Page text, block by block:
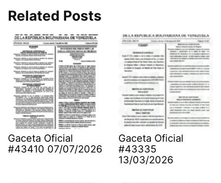
Related Posts
Gaceta Oficial
#43410 07/07/2026
Gaceta Oficial
#43335
13/03/2026